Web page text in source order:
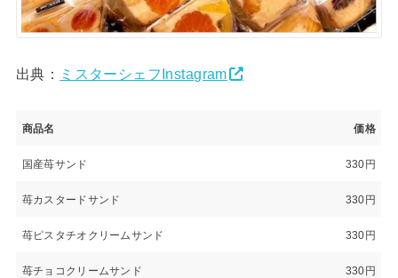
出典： ミスターシェフInstagram
商品名 価格
国産苺サンド 330円
苺カスタードサンド 330円
苺ピスタチオクリームサンド 330円
苺チョコクリームサンド 330円